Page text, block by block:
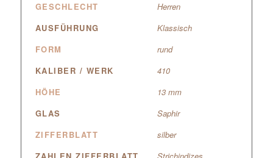
GESCHLECHT
Herren
AUSFÜHRUNG
Klassisch
FORM
rund
KALIBER / WERK
410
HÖHE
13 mm
GLAS
Saphir
ZIFFERBLATT
silber